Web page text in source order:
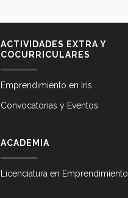
ACTIVIDADES EXTRA Y
COCURRICULARES
Emprendimiento en Iris
Convocatorias y Eventos
ACADEMIA
Licenciatura en Emprendimiento